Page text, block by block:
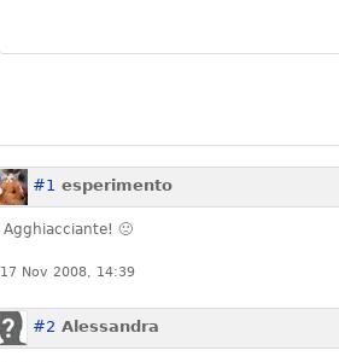
#1 esperimento
Agghiacciante! 🙁
17 Nov 2008, 14:39
#2 Alessandra